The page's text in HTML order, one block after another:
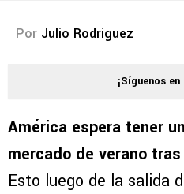
Por Julio Rodriguez
¡Síguenos
América espera tener
mercado de verano
Esto luego de la salida